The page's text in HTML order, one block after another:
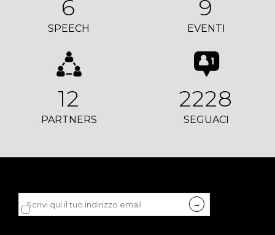
6
SPEECH
9
EVENTI
12
PARTNERS
2228
SEGUACI
Dichiaro di accettare laprivacy policy